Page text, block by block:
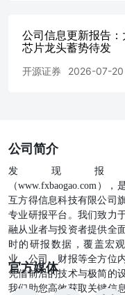
信息来源合法合
依据。本报告清
或间接受到任何
指数为基准；港
指数或标普500
料，或者公司面
其他原因，致使
三板覆盖报告及
司评级 买入：预
持：预计涨幅领
预计涨幅领先相
涨幅落后相对基
幅落后相对基准
公司信息更新报告
芯片龙头蓄势待发
开源证券 2026-07-20
公司简介
发现报
（www.fxbaogao.com），
互方得信息科技有限公司
专业研报平台。我们致力
融从业者与投资者提供全
时的研报数据，覆盖宏
业、公司、财报等全方位内
凭借前沿的技术与极简的
我们助您高效获取关键信
官方媒体